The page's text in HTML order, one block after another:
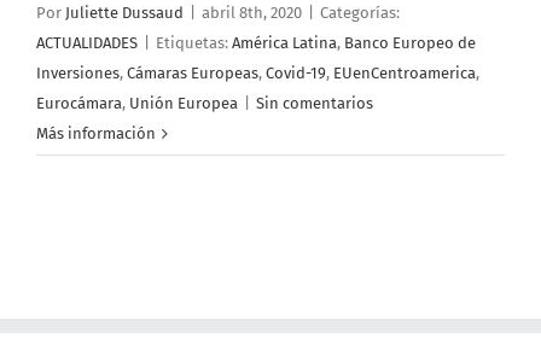
Por Juliette Dussaud abril 8th, 2020
Categorías:
ACTUALIDADES
Etiquetas: América Latina, Banco Europeo de
Inversiones, Cámaras Europeas, Covid-19, EUenCentroamerica,
Eurocámara, Unión Europea
Sin comentarios
Más información